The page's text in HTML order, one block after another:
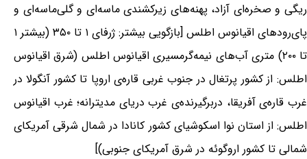
ریگی و صخره‌ای آزاد، پهنه‌های زیرکشندی ماسه‌ای و گلی‌ماسه‌ای و
پای‌رودهای اقیانوس اطلس [بازگویی بیشتر: ژرفای ۱ تا ۳۵۰ (بیشتر ۱
تا ۲۰۰) متری آب‌های نیمه‌گرمسیری اقیانوس اطلس (شرق اقیانوس
اطلس: از کشور پرتغال در جنوب غربی قاره‌ی اروپا تا کشور آنگولا در
غرب قاره‌ی آفریقا، دربرگیرنده‌ی غرب دریای مدیترانه؛ غرب اقیانوس
اطلس: از استان نوا اسکوشیای کشور کانادا در شمال شرقی آمریکای
شمالی تا کشور اروگوئه در شرق آمریکای جنوبی)]